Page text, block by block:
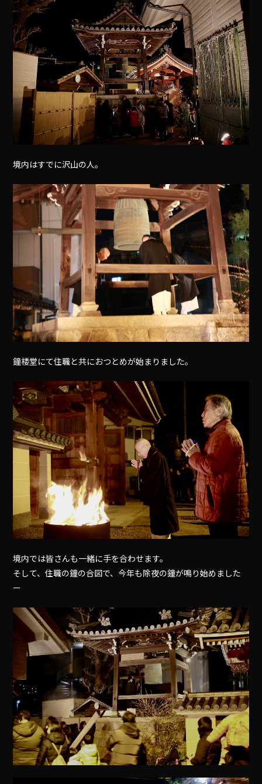
境内はすでに沢山の人。
鐘楼堂にて住職と共におつとめが始まりました。
境内では皆さんも一緒に手を合わせます。
そして、住職の鐘の合図で、今年も除夜の鐘が鳴り始めました
ー